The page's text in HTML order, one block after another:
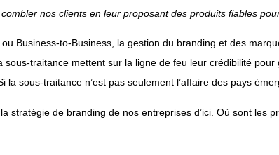
nos clients en leur proposant des produits fiables
Business-to-Business, la gestion du branding et des
traitance mettent sur la ligne de feu leur crédibilité
la sous-traitance n’est pas seulement l’affaire des pays
stratégie de branding de nos entreprises d’ici. Où sont les